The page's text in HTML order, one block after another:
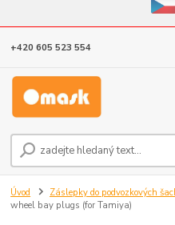
Eshop v
+420 605 523 554
Úvod Záslepky do podvozkových
wheel bay plugs (for Tamiya)